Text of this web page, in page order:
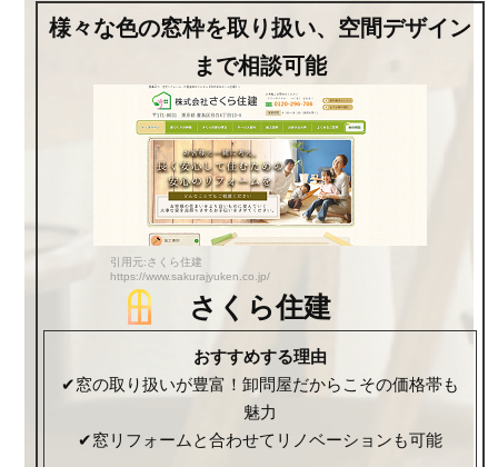
様々な色の窓枠を取り扱い、空間デザイン
まで相談可能
引用元:さくら住建
https://www.sakurajyuken.co.jp/
さくら住建
おすすめする理由
✔窓の取り扱いが豊富！卸問屋だからこその価格帯も
魅力
✔窓リフォームと合わせてリノベーションも可能